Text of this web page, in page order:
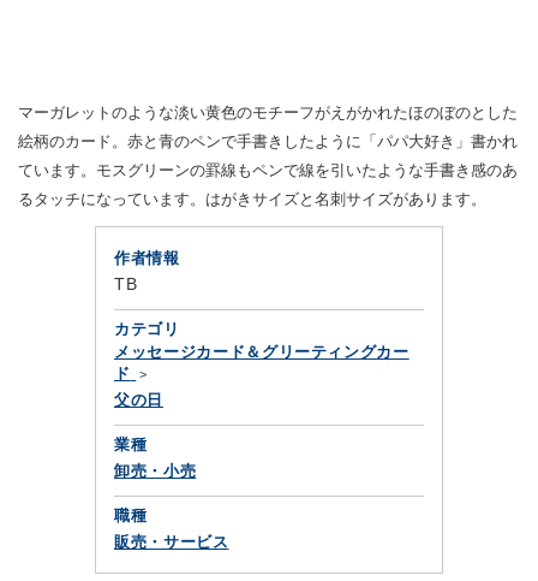
マーガレットのような淡い黄色のモチーフがえがかれたほのぼのとした
絵柄のカード。赤と青のペンで手書きしたように「パパ大好き」書かれ
ています。モスグリーンの罫線もペンで線を引いたような手書き感のあ
るタッチになっています。はがきサイズと名刺サイズがあります。
作者情報
TB
カテゴリ
メッセージカード＆グリーティングカー
ド
父の日
業種
卸売・小売
職種
販売・サービス